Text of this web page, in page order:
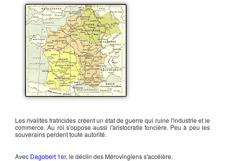
Les rivalités fratricides créent un état de guerre qui ruine l'industrie et le
commerce. Au roi s'oppose aussi l'aristocratie foncière. Peu à peu les
souverains perdent toute autorité.
Avec Dagobert 1er, le déclin des Mérovingienss'accélère.